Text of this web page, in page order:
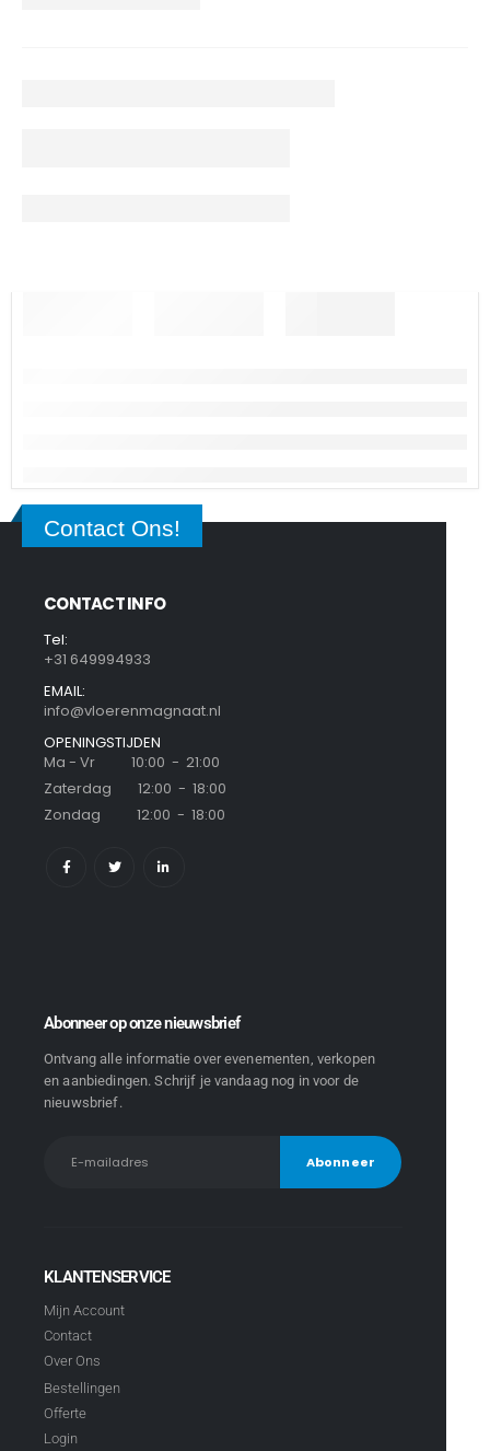
Contact Ons!
CONTACT INFO
Tel:
+31 649994933
EMAIL:
info@vloerenmagnaat.nl
OPENINGSTIJDEN
Ma - Vr 10:00 - 21:00
Zaterdag 12:00 - 18:00
Zondag 12:00 - 18:00
Abonneer op onze nieuwsbrief
Ontvang alle informatie over evenementen, verkopen
en aanbiedingen. Schrijf je vandaag nog in voor de
nieuwsbrief.
KLANTENSERVICE
Mijn Account
Contact
Over Ons
Bestellingen
Offerte
Login